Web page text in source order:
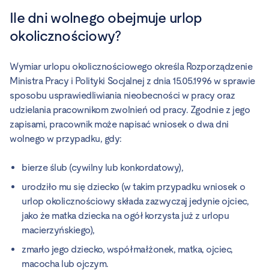
Ile dni wolnego obejmuje urlop
okolicznościowy?
Wymiar urlopu okolicznościowego określa Rozporządzenie
Ministra Pracy i Polityki Socjalnej z dnia 15.05.1996 w sprawie
sposobu usprawiedliwiania nieobecności w pracy oraz
udzielania pracownikom zwolnień od pracy. Zgodnie z jego
zapisami, pracownik może napisać wniosek o dwa dni
wolnego w przypadku, gdy:
bierze ślub (cywilny lub konkordatowy),
urodziło mu się dziecko (w takim przypadku wniosek o
urlop okolicznościowy składa zazwyczaj jedynie ojciec,
jako że matka dziecka na ogół korzysta już z urlopu
macierzyńskiego),
zmarło jego dziecko, współmałżonek, matka, ojciec,
macocha lub ojczym.